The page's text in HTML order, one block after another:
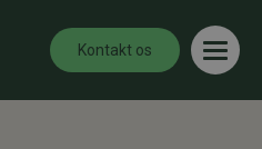
Kontakt os